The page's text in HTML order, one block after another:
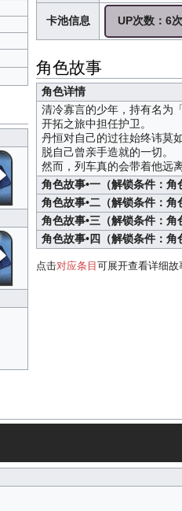
卡池信息 UP次数：6次
角色故事
角色详情
清冷寡言的少年，持有名为
开拓之旅中担任护卫。
丹恒对自己的过往始终讳莫
脱自己曾亲手造就的一切。
然而，列车真的会带着他远
角色故事•一（解锁条件：角
角色故事•二（解锁条件：角
角色故事•三（解锁条件：角
角色故事•四（解锁条件：角
点击对应条目 可展开查看详细故